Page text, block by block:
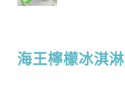
海王檸檬冰淇淋